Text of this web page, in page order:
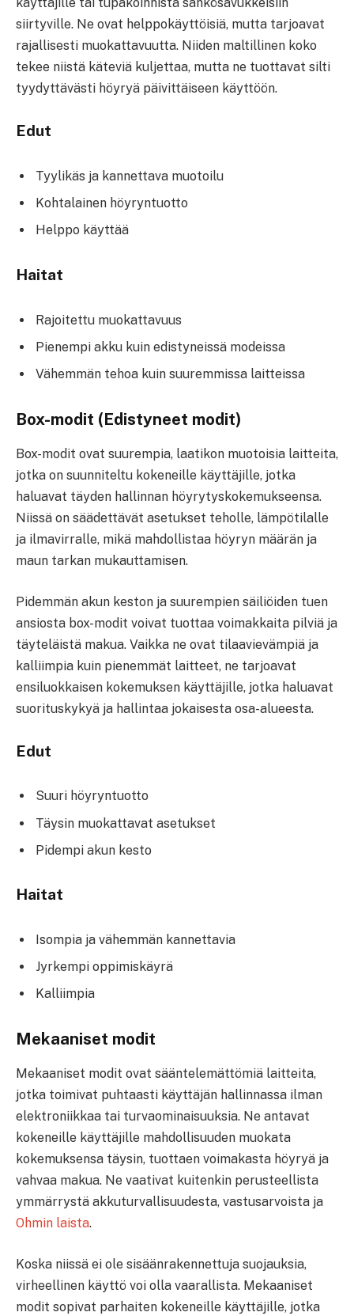
siirtyville. Ne ovat helppokäyttöisiä, mutta tarjoavat
rajallisesti muokattavuutta. Niiden maltillinen koko
tekee niistä käteviä kuljettaa, mutta ne tuottavat silti
tyydyttävästi höyryä päivittäiseen käyttöön.
Edut
Tyylikäs ja kannettava muotoilu
Kohtalainen höyryntuotto
Helppo käyttää
Haitat
Rajoitettu muokattavuus
Pienempi akku kuin edistyneissä modeissa
Vähemmän tehoa kuin suuremmissa laitteissa
Box-modit (Edistyneet modit)
Box-modit ovat suurempia, laatikon muotoisia laitteita,
jotka on suunniteltu kokeneille käyttäjille, jotka
haluavat täyden hallinnan höyrytyskokemukseensa.
Niissä on säädettävät asetukset teholle, lämpötilalle
ja ilmavirralle, mikä mahdollistaa höyryn määrän ja
maun tarkan mukauttamisen.
Pidemmän akun keston ja suurempien säiliöiden tuen
ansiosta box-modit voivat tuottaa voimakkaita pilviä ja
täyteläistä makua. Vaikka ne ovat tilaavievämpiä ja
kalliimpia kuin pienemmät laitteet, ne tarjoavat
ensiluokkaisen kokemuksen käyttäjille, jotka haluavat
suorituskykyä ja hallintaa jokaisesta osa-alueesta.
Edut
Suuri höyryntuotto
Täysin muokattavat asetukset
Pidempi akun kesto
Haitat
Isompia ja vähemmän kannettavia
Jyrkempi oppimiskäyrä
Kalliimpia
Mekaaniset modit
Mekaaniset modit ovat sääntelemättömiä laitteita,
jotka toimivat puhtaasti käyttäjän hallinnassa ilman
elektroniikkaa tai turvaominaisuuksia. Ne antavat
kokeneille käyttäjille mahdollisuuden muokata
kokemuksensa täysin, tuottaen voimakasta höyryä ja
vahvaa makua. Ne vaativat kuitenkin perusteellista
ymmärrystä akkuturvallisuudesta, vastusarvoista ja
Ohmin laista.
Koska niissä ei ole sisäänrakennettuja suojauksia,
virheellinen käyttö voi olla vaarallista. Mekaaniset
modit sopivat parhaiten kokeneille käyttäjille, jotka